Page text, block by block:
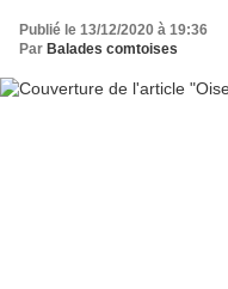
Publié le 13/12/2020 à 19:36
Par Balades comtoises